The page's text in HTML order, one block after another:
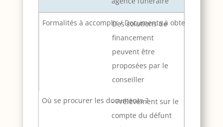
Des solutions de
financement
peuvent être
proposées par le
conseiller
- Prélèvement sur le
compte du défunt